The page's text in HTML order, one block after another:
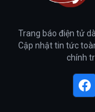
Trang báo điện tử
Cập nhật tin tức
chính